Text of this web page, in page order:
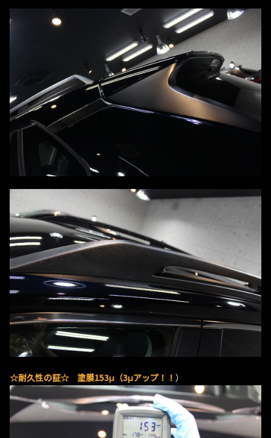
☆耐久性の証☆ 塗膜153μ（3μアップ！！ ）